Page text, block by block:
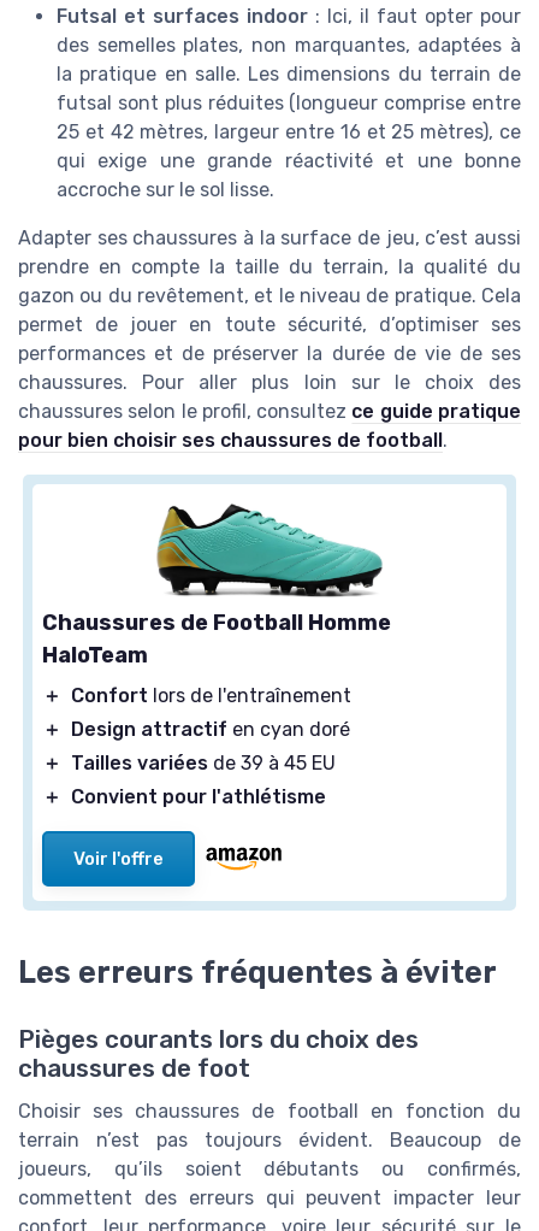
Futsal et surfaces indoor : Ici, il faut opter pour
des semelles plates, non marquantes, adaptées à
la pratique en salle. Les dimensions du terrain de
futsal sont plus réduites (longueur comprise entre
25 et 42 mètres, largeur entre 16 et 25 mètres), ce
qui exige une grande réactivité et une bonne
accroche sur le sol lisse.
Adapter ses chaussures à la surface de jeu, c’est aussi
prendre en compte la taille du terrain, la qualité du
gazon ou du revêtement, et le niveau de pratique. Cela
permet de jouer en toute sécurité, d’optimiser ses
performances et de préserver la durée de vie de ses
chaussures. Pour aller plus loin sur le choix des
chaussures selon le profil, consultez ce guide pratique
pour bien choisir ses chaussures de football.
Chaussures de Football Homme
HaloTeam
＋ Confort lors de l'entraînement
＋
Design attractif en cyan doré
＋
Tailles variées de 39 à 45 EU
＋
Convient pour l'athlétisme
Voir l'offre
Les erreurs fréquentes à éviter
Pièges courants lors du choix des
chaussures de foot
Choisir ses chaussures de football en fonction du
terrain n’est pas toujours évident. Beaucoup de
joueurs, qu’ils soient débutants ou confirmés,
commettent des erreurs qui peuvent impacter leur